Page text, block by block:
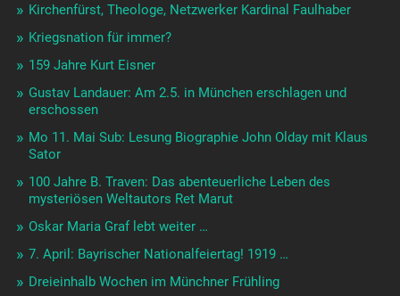
Kirchenfürst, Theologe, Netzwerker Kardinal Faulhaber
Kriegsnation für immer?
159 Jahre Kurt Eisner
Gustav Landauer: Am 2.5. in München erschlagen und
erschossen
Mo 11. Mai Sub: Lesung Biographie John Olday mit Klaus
Sator
100 Jahre B. Traven: Das abenteuerliche Leben des
mysteriösen Weltautors Ret Marut
Oskar Maria Graf lebt weiter …
7. April: Bayrischer Nationalfeiertag! 1919 …
Dreieinhalb Wochen im Münchner Frühling